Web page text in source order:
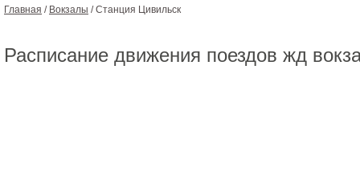
Главная / Вокзалы /Станция Цивильск
Расписание движения поездов жд